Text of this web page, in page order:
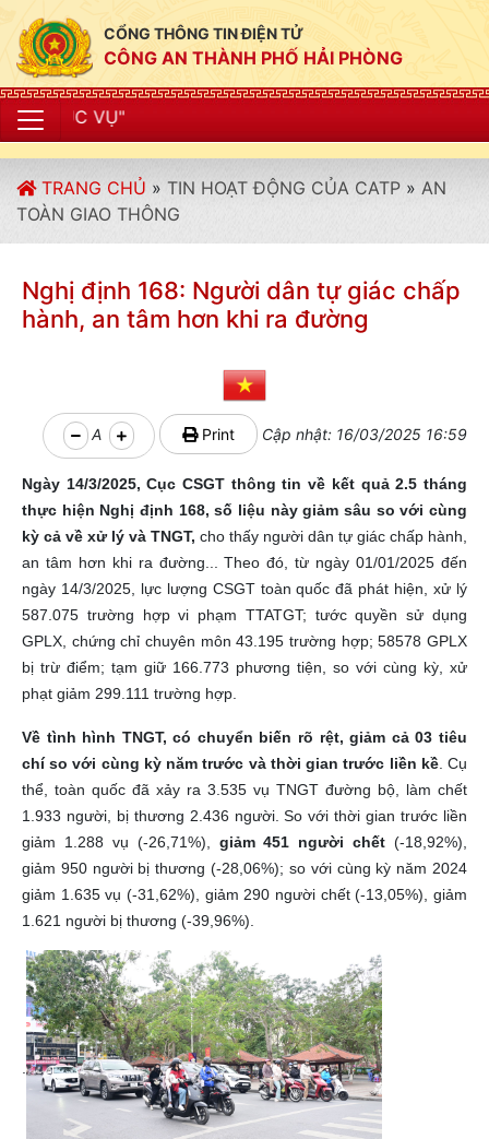
CỔNG THÔNG TIN ĐIỆN TỬ
CÔNG AN THÀNH PHỐ HẢI PHÒNG
TRANG CHỦ » TIN HOẠT ĐỘNG CỦA CATP » AN
TOÀN GIAO THÔNG
Nghị định 168: Người dân tự giác chấp
hành, an tâm hơn khi ra đường
A Print Cập nhật: 16/03/2025 16:59
Ngày 14/3/2025, Cục CSGT thông tin về kết quả 2.5 tháng
thực hiện Nghị định 168, số liệu này giảm sâu so với cùng
kỳ cả về xử lý và TNGT, cho thấy người dân tự giác chấp hành,
an tâm hơn khi ra đường...
Theo đó, từ ngày 01/01/2025 đến
ngày 14/3/2025, lực lượng CSGT toàn quốc đã phát hiện, xử lý
587.075 trường hợp vi phạm TTATGT; tước quyền sử dụng
GPLX, chứng chỉ chuyên môn 43.195 trường hợp; 58578 GPLX
bị trừ điểm; tạm giữ 166.773 phương tiện, so với cùng kỳ, xử
phạt giảm 299.111 trường hợp.
Về tình hình TNGT, có chuyển biến rõ rệt, giảm cả 03 tiêu
chí so với cùng kỳ năm trước và thời gian trước liền kề. Cụ
thể, toàn quốc đã xảy ra 3.535 vụ TNGT đường bộ, làm chết
1.933 người, bị thương 2.436 người. So với thời gian trước liền
giảm 1.288 vụ (-26,71%), giảm 451 người chết (-18,92%),
giảm 950 người bị thương (-28,06%); so với cùng kỳ năm 2024
giảm 1.635 vụ (-31,62%), giảm 290 người chết (-13,05%), giảm
1.621 người bị thương (-39,96%).